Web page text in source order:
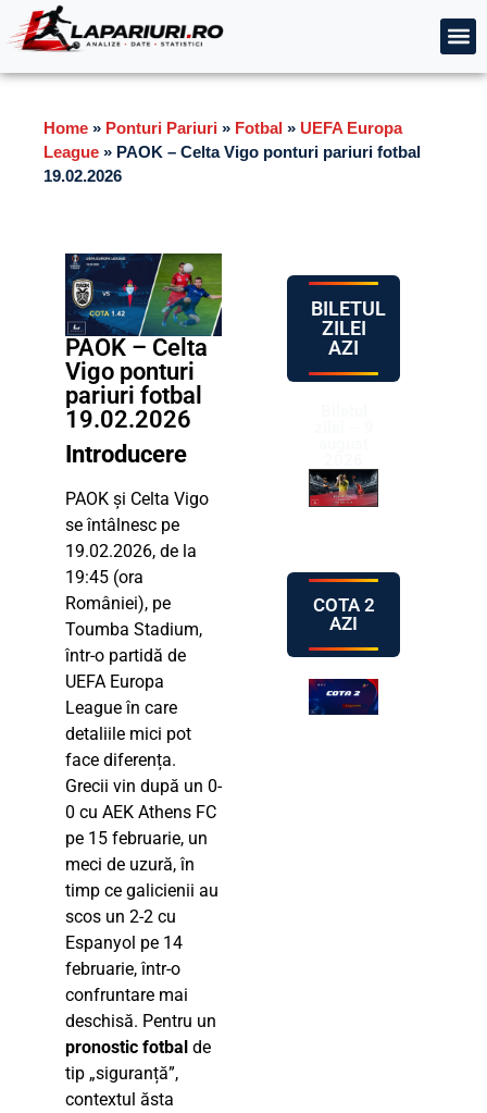
Home » Ponturi Pariuri » Fotbal » UEFA Europa
League » PAOK – Celta Vigo ponturi pariuri fotbal
19.02.2026
PAOK – Celta
Vigo ponturi
pariuri fotbal
19.02.2026
Introducere
PAOK și Celta Vigo
se întâlnesc pe
19.02.2026, de la
19:45 (ora
României), pe
Toumba Stadium,
într-o partidă de
UEFA Europa
League în care
detaliile mici pot
face diferența.
Grecii vin după un 0-
0 cu AEK Athens FC
pe 15 februarie, un
meci de uzură, în
timp ce galicienii au
scos un 2-2 cu
Espanyol pe 14
februarie, într-o
confruntare mai
deschisă. Pentru un
pronostic fotbal de
tip „siguranță”,
contextul ăsta
BILETUL
ZILEI
AZI
COTA 2
AZI